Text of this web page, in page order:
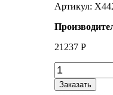
Артикул:
21237 Р
Заказать